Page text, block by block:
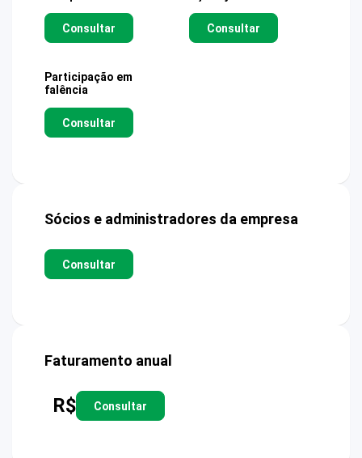
Consultar Consultar
Participação em
falência
Consultar
Sócios e administradores da empresa
Consultar
Faturamento anual
R$ Consultar